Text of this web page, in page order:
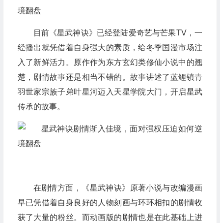
目前《星武神诀》已经登陆爱奇艺与芒果TV，一
经播出就凭借着自身强大的素质，给冬季国漫市场注
入了新鲜活力。原作作为东方玄幻类修仙小说中的翘
楚，剧情故事还是相当不错的。故事讲述了蓝鲤镇青
羽世家宗族子弟叶星河迈入天星学院大门，开启星武
传承的故事。
在剧情方面，《星武神诀》原著小说与改编漫画
早已凭借着自身良好的人物刻画与环环相扣的剧情收
获了大量的粉丝。而动画版的剧情也是在此基础上进